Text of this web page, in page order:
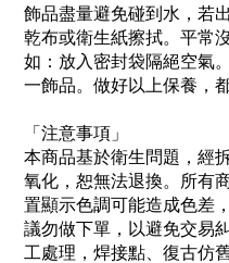
飾品盡量避免碰到水，若
乾布或衛生紙擦拭。平常
如：放入密封袋隔絕空氣
一飾品。做好以上保養，
「注意事項」
本商品基於衛生問題，經
氧化，恕無法退換。所有
置顯示色調可能造成色差
議勿做下單，以避免交易
工處理，焊接點、復古仿